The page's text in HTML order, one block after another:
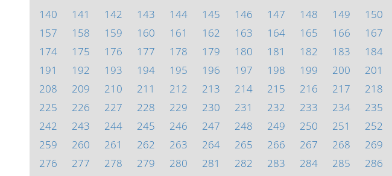
140
141 142 143 144 145 146 147 148 149 150
157
158 159 160 161 162 163 164 165 166 167
174
175 176 177 178 179 180 181 182 183 184
191
192 193 194 195 196 197 198 199 200 201
208
209 210 211 212 213 214 215 216 217 218
225
226 227 228 229 230 231 232 233 234 235
242
243 244 245 246 247 248 249 250 251 252
259
260 261 262 263 264 265 266 267 268 269
276
277 278 279 280 281 282 283 284 285 286